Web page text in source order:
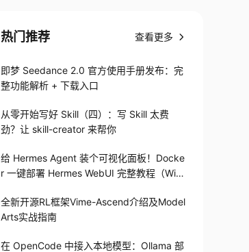
热门推荐 查看更多
即梦 Seedance 2.0 官方使用手册发布：完
整功能解析 + 下载入口
从零开始写好 Skill（四）：写 Skill 太费
劲？让 skill-creator 来帮你
给 Hermes Agent 装个可视化面板！Docke
r 一键部署 Hermes WebUI 完整教程（Win
全新开源RL框架Vime-Ascend介绍及Model
Arts实战指南
在 OpenCode 中接入本地模型：Ollama 部